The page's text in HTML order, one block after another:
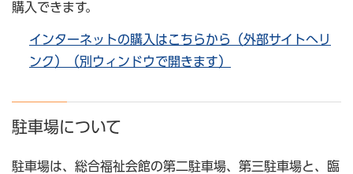
購入できます。
インターネットの購入はこちらから（外部サイトへリ
ンク）（別ウィンドウで開きます）
駐車場について
駐車場は、総合福祉会館の第二駐車場、第三駐車場と、臨